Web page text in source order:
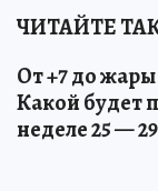
ЧИТАЙТЕ
От +7 до
Какой будет
неделе 25 —